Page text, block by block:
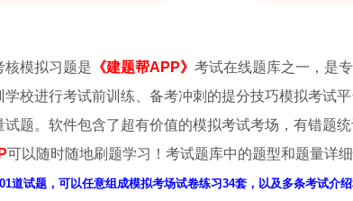
核模拟习题是 《建题帮APP》 考试在线题库之一，是
校进行考试前训练、备考冲刺的提分技巧模拟考试
题。软件包含了超有价值的模拟考试考场，有错题
可以随时随地刷题学习！考试题库中的题型和题量详细
道试题，可以任意组成模拟考场试卷练习34套，以及多条考试介